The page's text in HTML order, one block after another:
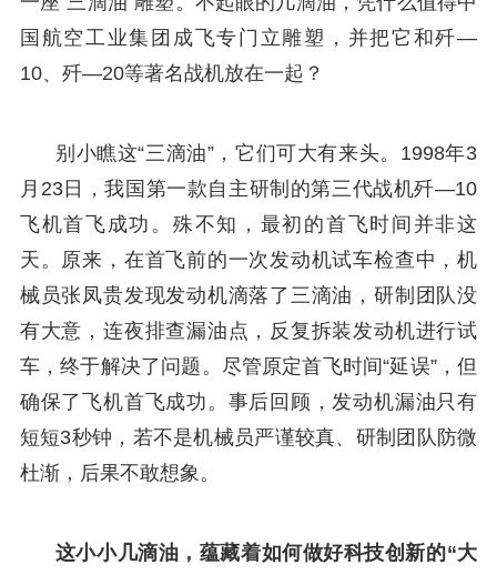
国航空工业集团成飞专门立雕塑，并把它和歼—
10、歼—20等著名战机放在一起？
别小瞧这“三滴油”，它们可大有来头。1998年3
月23日，我国第一款自主研制的第三代战机歼—10
飞机首飞成功。殊不知，最初的首飞时间并非这
天。原来，在首飞前的一次发动机试车检查中，机
械员张凤贵发现发动机滴落了三滴油，研制团队没
有大意，连夜排查漏油点，反复拆装发动机进行试
车，终于解决了问题。尽管原定首飞时间“延误”，但
确保了飞机首飞成功。事后回顾，发动机漏油只有
短短3秒钟，若不是机械员严谨较真、研制团队防微
杜渐，后果不敢想象。
这小小几滴油，蕴藏着如何做好科技创新的“大